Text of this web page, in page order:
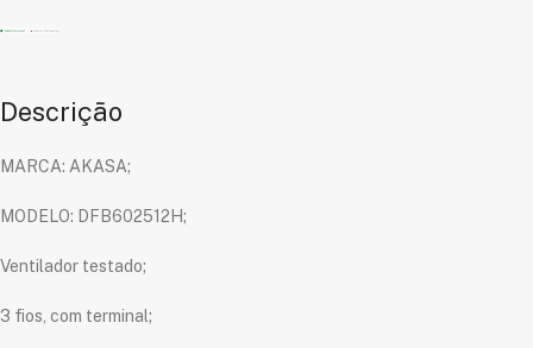
Descrição
MARCA: AKASA;
MODELO: DFB602512H;
Ventilador testado;
3 fios, com terminal;